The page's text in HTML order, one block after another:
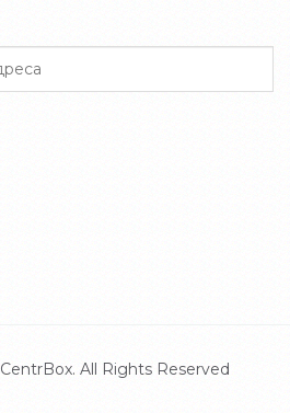
CentrBox. All Rights Reserved